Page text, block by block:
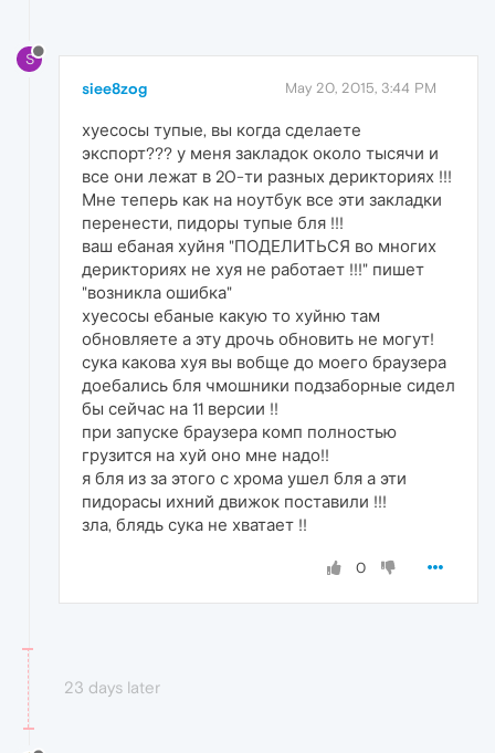
S
siee8zog May 20, 2015, 3:44 PM
хуесосы тупые, вы когда сделаете
экспорт??? у меня закладок около тысячи и
все они лежат в 20-ти разных дерикториях !!!
Мне теперь как на ноутбук все эти закладки
перенести, пидоры тупые бля !!!
ваш ебаная хуйня "ПОДЕЛИТЬСЯ во многих
дерикториях не хуя не работает !!!" пишет
"возникла ошибка"
хуесосы ебаные какую то хуйню там
обновляете а эту дрочь обновить не могут!
сука какова хуя вы вобще до моего браузера
доебались бля чмошники подзаборные сидел
бы сейчас на 11 версии !!
при запуске браузера комп полностью
грузится на хуй оно мне надо!!
я бля из за этого с хрома ушел бля а эти
пидорасы ихний движок поставили !!!
зла, блядь сука не хватает !!
0
23 days later